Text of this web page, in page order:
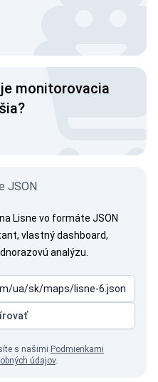
monitorovacia
JSON
Lisne vo formáte JSON
vlastný dashboard,
analýzu.
s našimi Podmienkami
údajov.